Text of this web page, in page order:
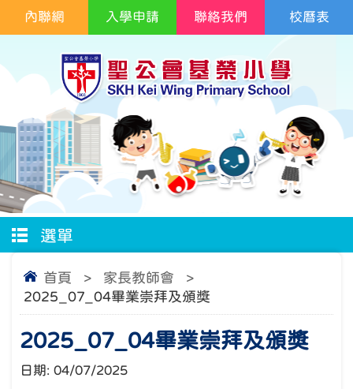
校曆表
內聯網 入學申請 聯絡我們
選單
首頁 > 家長教師會
>
2025_07_04畢業崇拜及頒獎
2025_07_04畢業崇拜及頒獎
日期: 04/07/2025